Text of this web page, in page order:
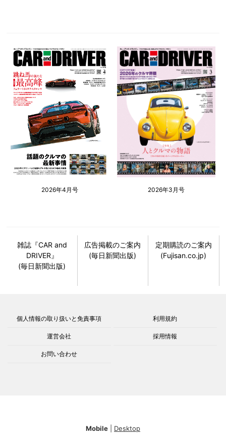
2026年4月号 2026年3月号
雑誌『CAR and
DRIVER』
(毎日新聞出版)
広告掲載のご案内
(毎日新聞出版)
定期購読のご案内
(Fujisan.co.jp)
個人情報の取り扱いと免責事項 利用規約
運営会社 採用情報
お問い合わせ
Mobile Desktop